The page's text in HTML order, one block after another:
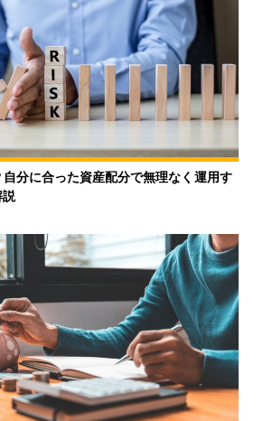
自分に合った資産配分で無理なく運用す
説